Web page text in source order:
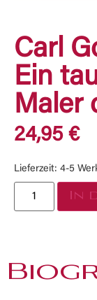
Carl
Ein
Maler
24,95 €
Lieferzeit: 4-5
In